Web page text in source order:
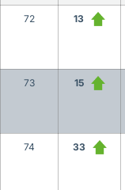
72 13
73 15
74 33